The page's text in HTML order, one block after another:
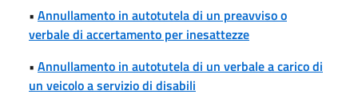
• Annullamento in autotutela di un preavviso o
verbale di accertamento per inesattezze
• Annullamento in autotutela di un verbale a carico di
un veicolo a servizio di disabili